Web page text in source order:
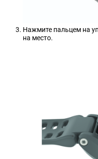
Нажмите пальцем на
на место.